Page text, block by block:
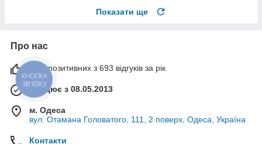
Показати ще
Про нас
99% позитивних з 693 відгуків за рік
Працює з 08.05.2013
м. Одеса
вул. Отамана Головатого, 111, 2 поверх, Одеса, Україна
Контакти
КНОПКА
ЗВ'ЯЗКУ